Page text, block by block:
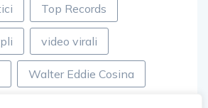
Top Records
video virali
Walter Eddie Cosina